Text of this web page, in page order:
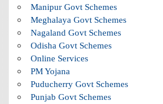
Manipur Govt Schemes
Meghalaya Govt Schemes
Nagaland Govt Schemes
Odisha Govt Schemes
Online Services
PM Yojana
Puducherry Govt Schemes
Punjab Govt Schemes